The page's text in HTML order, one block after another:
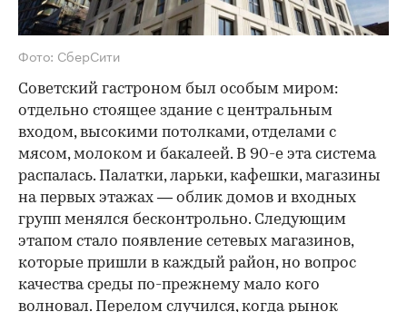
Фото: СберСити
Советский гастроном был особым миром:
отдельно стоящее здание с центральным
входом, высокими потолками, отделами с
мясом, молоком и бакалеей. В 90-е эта система
распалась. Палатки, ларьки, кафешки, магазины
на первых этажах — облик домов и входных
групп менялся бесконтрольно. Следующим
этапом стало появление сетевых магазинов,
которые пришли в каждый район, но вопрос
качества среды по-прежнему мало кого
волновал. Перелом случился, когда рынок